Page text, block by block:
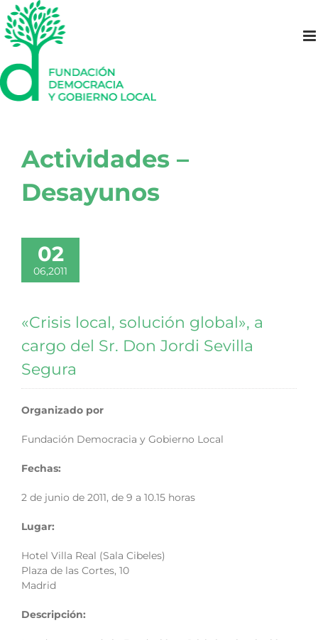
Saltar
al
contenido
Actividades –
Desayunos
02
06,2011
«Crisis local, solución global», a
cargo del Sr. Don Jordi Sevilla
Segura
Organizado por
Fundación Democracia y Gobierno Local
Fechas:
2 de junio de 2011, de 9 a 10.15 horas
Lugar:
Hotel Villa Real (Sala Cibeles)
Plaza de las Cortes, 10
Madrid
Descripción: